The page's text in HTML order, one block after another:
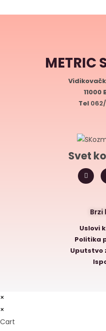
METRIC
11000
Tel
Svet
Brzi
Uslovi
Politika
Uputstvo
×
×
Cart